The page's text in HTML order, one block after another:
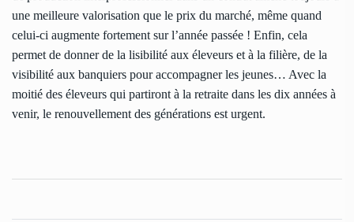
une meilleure valorisation que le prix du marché, même quand
celui-ci augmente fortement sur l’année passée ! Enfin, cela
permet de donner de la lisibilité aux éleveurs et à la filière, de la
visibilité aux banquiers pour accompagner les jeunes… Avec la
moitié des éleveurs qui partiront à la retraite dans les dix années à
venir, le renouvellement des générations est urgent.